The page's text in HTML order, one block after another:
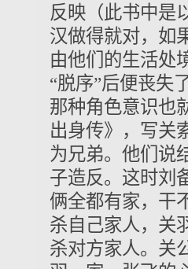
反映（此书中是
汉做得就对，如
由他们的生活处
“脱序”后便丧失
那种角色意识也
出身传》，写关
为兄弟。他们说
子造反。这时刘
俩全都有家，干
杀自己家人，关
杀对方家人。关